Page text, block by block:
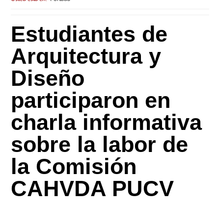
Estudiantes de
Arquitectura y
Diseño
participaron en
charla informativa
sobre la labor de
la Comisión
CAHVDA PUCV